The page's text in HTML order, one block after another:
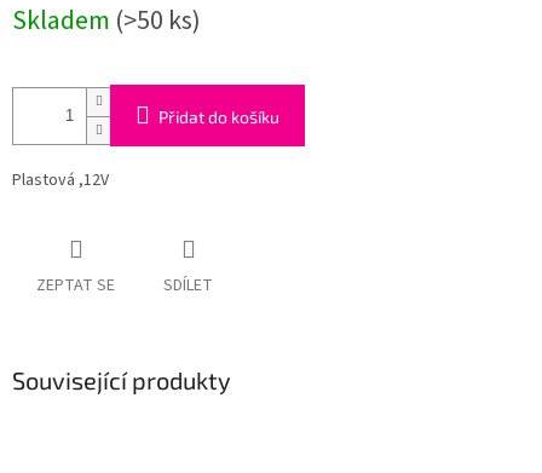
cena:
Skladem (>50 ks)
Přidat do košíku
Plastová ,12V
ZEPTAT SE SDÍLET
Související produkty